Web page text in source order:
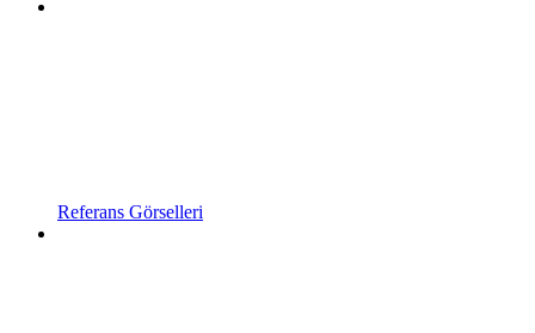
Referans Görselleri